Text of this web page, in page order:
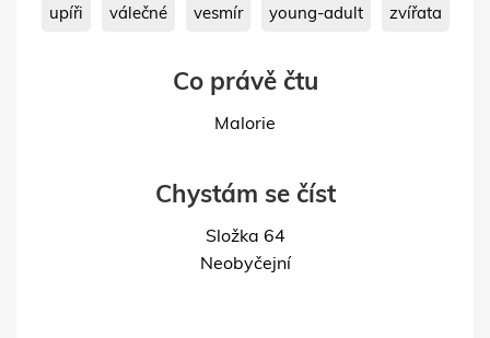
upíři válečné vesmír young-adult zvířata
Co právě čtu
Malorie
Chystám se číst
Složka 64
Neobyčejní